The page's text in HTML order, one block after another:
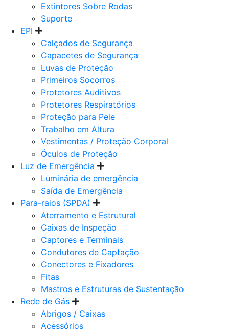
Extintores Sobre Rodas
Suporte
EPI
Calçados de Segurança
Capacetes de Segurança
Luvas de Proteção
Primeiros Socorros
Protetores Auditivos
Protetores Respiratórios
Proteção para Pele
Trabalho em Altura
Vestimentas / Proteção Corporal
Óculos de Proteção
Luz de Emergência
Luminária de emergência
Saída de Emergência
Para-raios (SPDA)
Aterramento e Estrutural
Caixas de Inspeção
Captores e Terminais
Condutores de Captação
Conectores e Fixadores
Fitas
Mastros e Estruturas de Sustentação
Rede de Gás
Abrigos / Caixas
Acessórios